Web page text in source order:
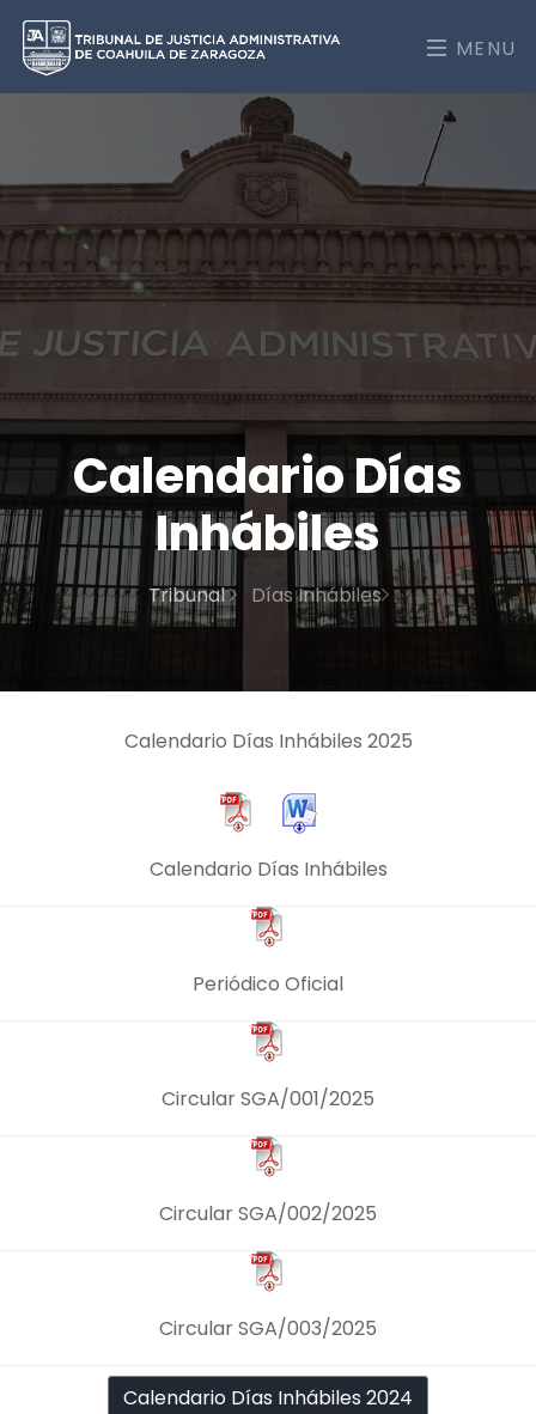
MENU
Calendario Días
Inhábiles
Tribunal Días Inhábiles
Calendario Días Inhábiles 2025
Calendario Días Inhábiles
Periódico Oficial
Circular SGA/001/2025
Circular SGA/002/2025
Circular SGA/003/2025
Calendario Días Inhábiles 2024